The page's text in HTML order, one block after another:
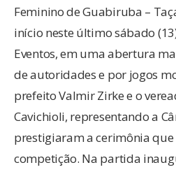
Feminino de Guabiruba –
início neste último sábado
Eventos, em uma abertura
de autoridades e por jogos
prefeito Valmir Zirke e o
Cavichioli, representando a
prestigiaram a cerimônia
competição. Na partida